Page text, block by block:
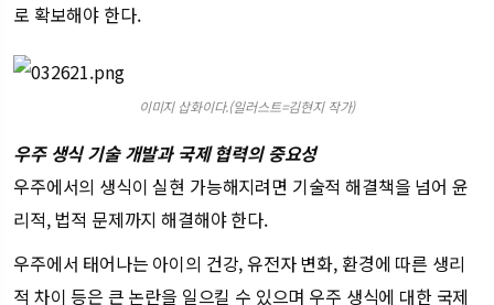
로 확보해야 한다.
이미지 삽화이다.(일러스트=김현지 작가)
우주 생식 기술 개발과 국제 협력의 중요성
우주에서의 생식이 실현 가능해지려면 기술적 해결책을 넘어 윤
리적, 법적 문제까지 해결해야 한다.
우주에서 태어나는 아이의 건강, 유전자 변화, 환경에 따른 생리
적 차이 등은 큰 논란을 일으킬 수 있으며 우주 생식에 대한 국제